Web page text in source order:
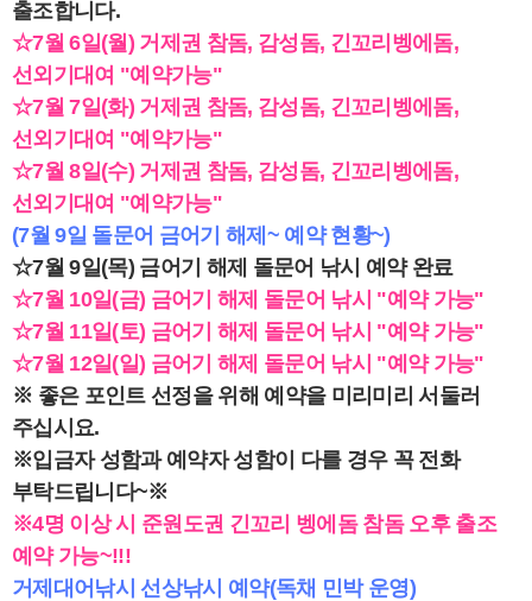
출조합니다.
☆7월 6일(월) 거제권 참돔, 감성돔, 긴꼬리벵에돔,
선외기대여 "예약가능"
☆7월 7일(화) 거제권 참돔, 감성돔, 긴꼬리벵에돔,
선외기대여 "예약가능"
☆7월 8일(수) 거제권 참돔, 감성돔, 긴꼬리벵에돔,
선외기대여 "예약가능"
(7월 9일 돌문어 금어기 해제~ 예약 현황~)
☆7월 9일(목) 금어기 해제 돌문어 낚시 예약 완료
☆7월 10일(금) 금어기 해제 돌문어 낚시 "예약 가능"
☆7월 11일(토) 금어기 해제 돌문어 낚시 "예약 가능"
☆7월 12일(일) 금어기 해제 돌문어 낚시 "예약 가능"
※ 좋은 포인트 선정을 위해 예약을 미리미리 서둘러
주십시요.
※입금자 성함과 예약자 성함이 다를 경우 꼭 전화
부탁드립니다~※
※4명 이상 시 준원도권 긴꼬리 벵에돔 참돔 오후 출조
예약 가능~!!!
거제대어낚시 선상낚시 예약(독채 민박 운영)